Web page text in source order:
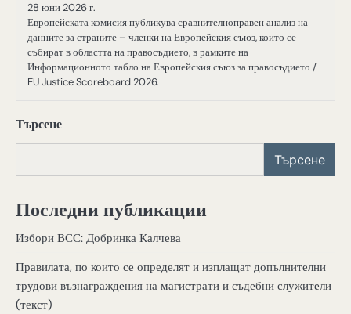
28 юни 2026 г.
Европейската комисия публикува сравнителноправен анализ на
данните за страните – членки на Европейския съюз, които се
събират в областта на правосъдието, в рамките на
Информационното табло на Европейския съюз за правосъдието /
EU Justice Scoreboard 2026.
Търсене
Търсене
Последни публикации
Избори ВСС: Добринка Калчева
Правилата, по които се определят и изплащат допълнителни
трудови възнаграждения на магистрати и съдебни служители
(текст)